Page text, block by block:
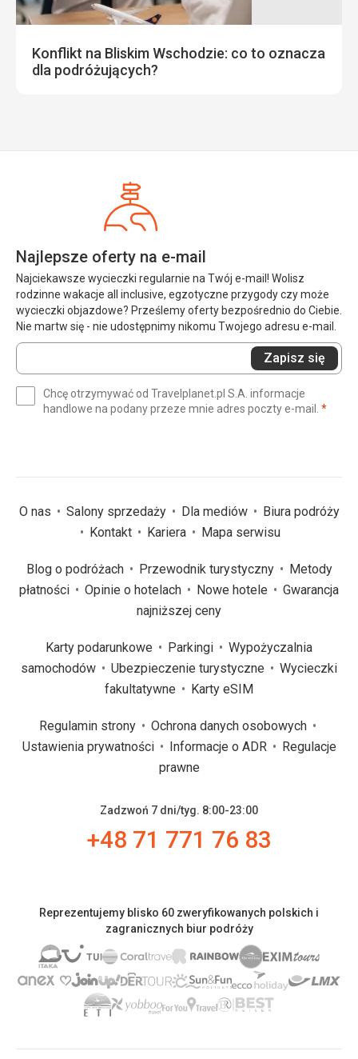
Konflikt na Bliskim Wschodzie: co to oznacza
dla podróżujących?
Najlepsze oferty na e-mail
Najciekawsze wycieczki regularnie na Twój e-mail! Wolisz
rodzinne wakacje all inclusive, egzotyczne przygody czy może
wycieczki objazdowe? Prześlemy oferty bezpośrednio do Ciebie.
Nie martw się - nie udostępnimy nikomu Twojego adresu e-mail.
Wprowadź
swój
(wymagane)
Zapisz się
Chcę otrzymywać od Travelplanet.pl S.A. informacje
handlowe na podany przeze mnie adres poczty e-mail. *
O nas Salony sprzedaży Dla mediów
Biura podróży
Kontakt
Kariera Mapa serwisu
Blog o podróżach Przewodnik turystyczny
Metody
płatności
Opinie o hotelach Nowe hotele
Gwarancja
najniższej ceny
Karty podarunkowe Parkingi
Wypożyczalnia
samochodów
Ubezpieczenie turystyczne
Wycieczki
fakultatywne
Karty eSIM
Regulamin strony
Ochrona danych osobowych
Ustawienia prywatności
Informacje o ADR
Regulacje
prawne
Zadzwoń 7 dni/tyg. 8:00-23:00
+48 71 771 76 83
Reprezentujemy blisko 60 zweryfikowanych polskich i
zagranicznych biur podróży